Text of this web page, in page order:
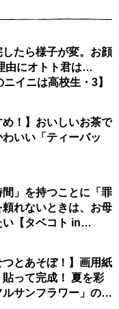
たら様子が変。お顔
由にオトト君は…
イニは高校生・3】
め！】おいしいお茶で
いい「ティーバッ
間」を持つことに「罪
れないときは、お母
【タベコト in
つとあそぼ！】画用紙
って完成！ 夏を彩
サンフラワー」の作